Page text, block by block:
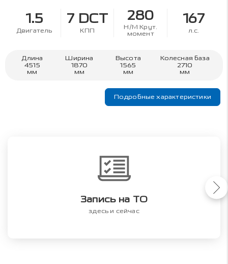
1.5
Двигатель
7 DCT
КПП
280
Н/М Крут.
момент
167
л.с.
Длина
4515
мм
Ширина
1870
мм
Высота
1565
мм
Колесная база
2710
мм
Подробные характеристики
Запись на ТО
здесь и сейчас